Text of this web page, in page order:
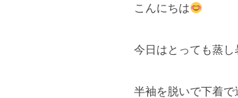
こんにちは
今日はとっても蒸し
半袖を脱いで下着で